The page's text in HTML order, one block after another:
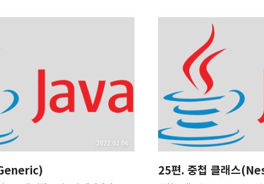
와 목적지는 파일, 키보드나 모니터,
베이스 시스템, 다른 프로그램 등과
될 수 있습니다. 프로그램을 기준으로
키보드 등)으로부터 데이터를 읽고
러면 자연스럽게 외부 자원은 데이터의
원천이 될 것입니다. 이렇게
이터는 목적지인 프로그램으로
을..
인터페이스의 대표적인 예로
Runnable 인터페이스를 꼽을
@FunctionalInterface
public abstract void
자바 8 이후부터는 함수형 인
@Functio..
2022.02.06
25편. 중첩 클래스